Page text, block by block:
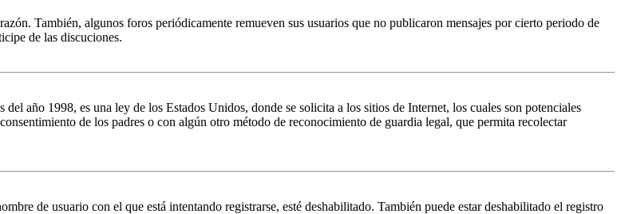
También, algunos foros periódicamente remueven sus usuarios que no publicaron mensajes por cierto periodo de
de las discuciones.
año 1998, es una ley de los Estados Unidos, donde se solicita a los sitios de Internet, los cuales son potenciales
de los padres o con algún otro método de reconocimiento de guardia legal, que permita recolectar
de usuario con el que está intentando registrarse, esté deshabilitado. También puede estar deshabilitado el registro